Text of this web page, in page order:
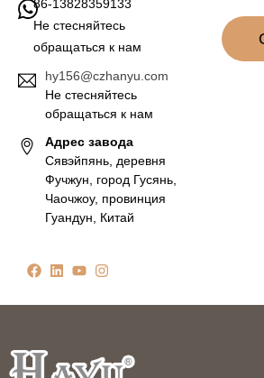
86-13828359133
Не стесняйтесь
обращаться к нам
hy156@czhanyu.com
Не стесняйтесь
обращаться к нам
Адрес завода
Сявэйпянь, деревня
Фучжун, город Гусянь,
Чаочжоу, провинция
Гуандун, Китай